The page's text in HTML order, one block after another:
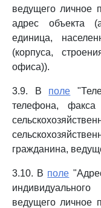
ведущего личное
адрес объекта
единица,
(корпуса,
офиса)).
3.9. В поле
телефона, факса
гражданина,
3.10. В поле
ведущего личное